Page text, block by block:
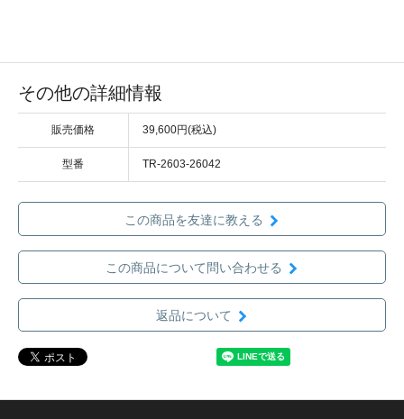
その他の詳細情報
販売価格 39,600円(税込)
型番 TR-2603-26042
この商品を友達に教える
この商品について問い合わせる
返品について